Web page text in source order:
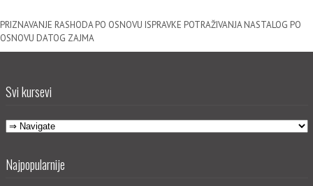
PRIZNAVANJE RASHODA PO OSNOVU ISPRAVKE POTRAŽIVANJA NASTALOG PO
OSNOVU DATOG ZAJMA
Svi kursevi
Najpopularnije